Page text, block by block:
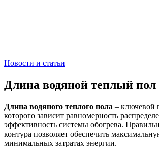
Новости и статьи
Длина водяной теплый пол
Длина водяного теплого пола – ключевой
которого зависит равномерность
эффективность системы обогрева.
контура позволяет обеспечить
минимальных затратах энергии.